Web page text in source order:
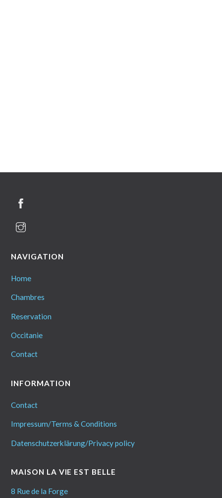
NAVIGATION
Home
Chambres
Reservation
Occitanie
Contact
INFORMATION
Contact
Impressum/Terms & Conditions
Datenschutzerklärung/Privacy policy
MAISON LA VIE EST BELLE
8 Rue de la Forge